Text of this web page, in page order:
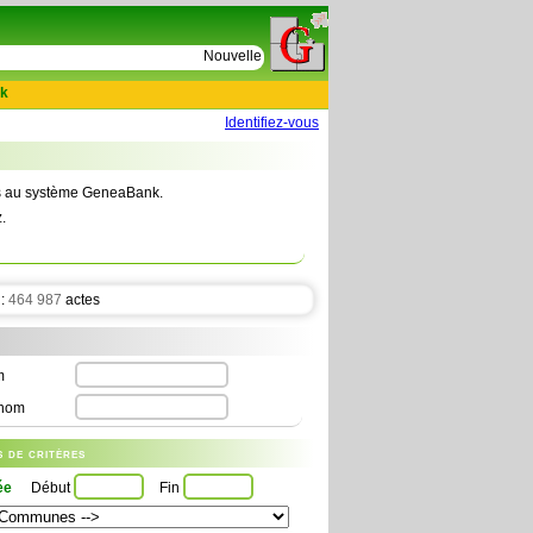
Nouvelles tables : 664 actes de D Le Cercueil
Identifiez-vous
au système GeneaBank.
464 987 actes
de critères
Début Fin